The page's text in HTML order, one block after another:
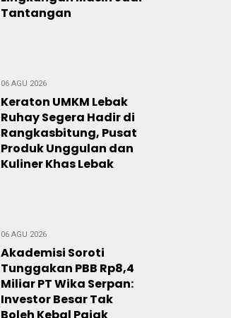
Tantangan
06 AGU 2026
Keraton UMKM Lebak
Ruhay Segera Hadir di
Rangkasbitung, Pusat
Produk Unggulan dan
Kuliner Khas Lebak
06 AGU 2026
Akademisi Soroti
Tunggakan PBB Rp8,4
Miliar PT Wika Serpan:
Investor Besar Tak